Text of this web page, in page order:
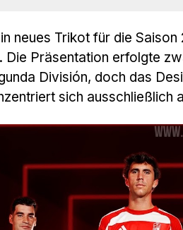
neues Trikot für die
Die Präsentation erfolgte
División, doch das
sich ausschließlich